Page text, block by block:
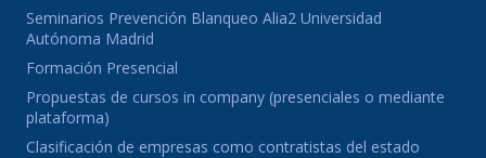
Seminarios Prevención Blanqueo Alia2 Universidad
Autónoma Madrid
Formación Presencial
Propuestas de cursos in company (presenciales o mediante
plataforma)
Clasificación de empresas como contratistas del estado